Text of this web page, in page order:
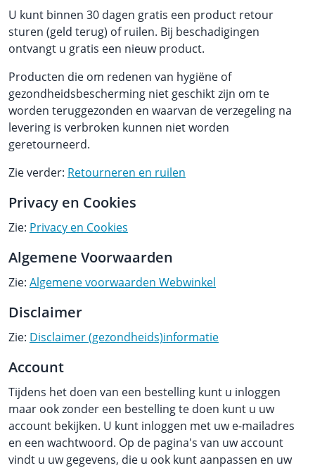
U kunt binnen 30 dagen gratis een product retour
sturen (geld terug) of ruilen. Bij beschadigingen
ontvangt u gratis een nieuw product.
Producten die om redenen van hygiëne of
gezondheidsbescherming niet geschikt zijn om te
worden teruggezonden en waarvan de verzegeling na
levering is verbroken kunnen niet worden
geretourneerd.
Zie verder: Retourneren en ruilen
Privacy en Cookies
Zie: Privacy en Cookies
Algemene Voorwaarden
Zie: Algemene voorwaarden Webwinkel
Disclaimer
Zie: Disclaimer (gezondheids)informatie
Account
Tijdens het doen van een bestelling kunt u inloggen
maar ook zonder een bestelling te doen kunt u uw
account bekijken. U kunt inloggen met uw e-mailadres
en een wachtwoord. Op de pagina's van uw account
vindt u uw gegevens, die u ook kunt aanpassen en uw